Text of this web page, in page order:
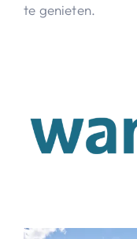
te genieten.